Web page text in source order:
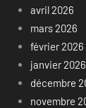
avril 2026
mars 2026
février 2026
janvier 2026
décembre
novembre